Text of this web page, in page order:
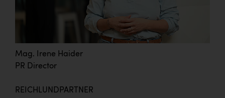
Mag. Irene Haider
PR Director
REICHLUNDPARTNER